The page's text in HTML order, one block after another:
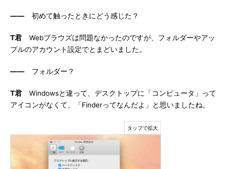
―― 初めて触ったときにどう感じた？
T君 Webブラウズは問題なかったのですが、フォルダーやアッ
プルのアカウント設定でとまどいました。
―― フォルダー？
T君 Windowsと違って、デスクトップに「コンピュータ」って
アイコンがなくて、「Finderってなんだよ」と思いましたね。